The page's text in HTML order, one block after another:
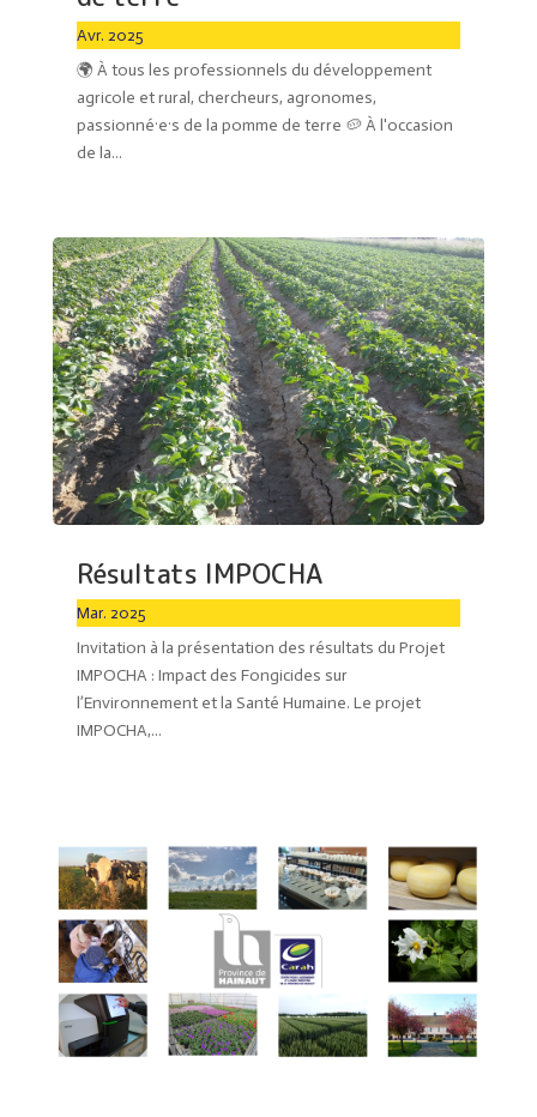
Avr. 2025
🌍 À tous les professionnels du développement
agricole et rural, chercheurs, agronomes,
passionné·e·s de la pomme de terre 🥔 À l'occasion
de la...
Résultats IMPOCHA
Mar. 2025
Invitation à la présentation des résultats du Projet
IMPOCHA : Impact des Fongicides sur
l’Environnement et la Santé Humaine. Le projet
IMPOCHA,...